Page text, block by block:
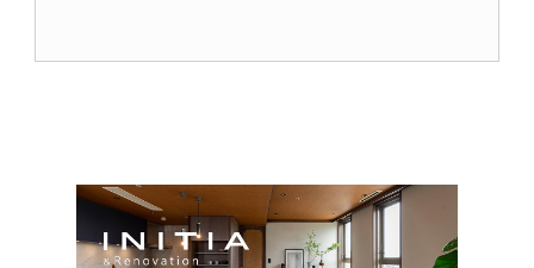
物件一覧
入居者インタビュー
営業所紹介
オーダーリノベーション